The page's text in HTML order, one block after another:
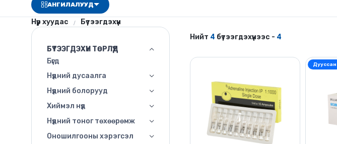
АНГИЛАЛУУД
Нүүр хуудас Бүтээгдэхүүн
БҮТЭЭГДЭХҮҮН ТӨРЛҮҮД
Бүгд
Нүдний дусаалга
Нүдний болорууд
Хиймэл нүд
Нүдний тоног төхөөрөмж
Оношилгооны хэрэгсэл
Нийт 4 бүтээгдэхүүнээс - 4
Дууссан